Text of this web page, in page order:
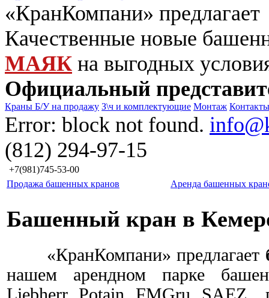
«КранКомпани» предлагает
Качественные новые
МАЯК на выгодных
Официальный
Краны Б/У на продажу З\ч и комплектующие Монтаж Контакты
Error: block not found.
(812) 294-97-15
+7(981)745-53-00
Продажа башенных кранов
Аренда башенных
Башенный кран в
«КранКомпани» предлагает
нашем арендном парке
Liebherr, Potain, FMGru, SAEZ ,